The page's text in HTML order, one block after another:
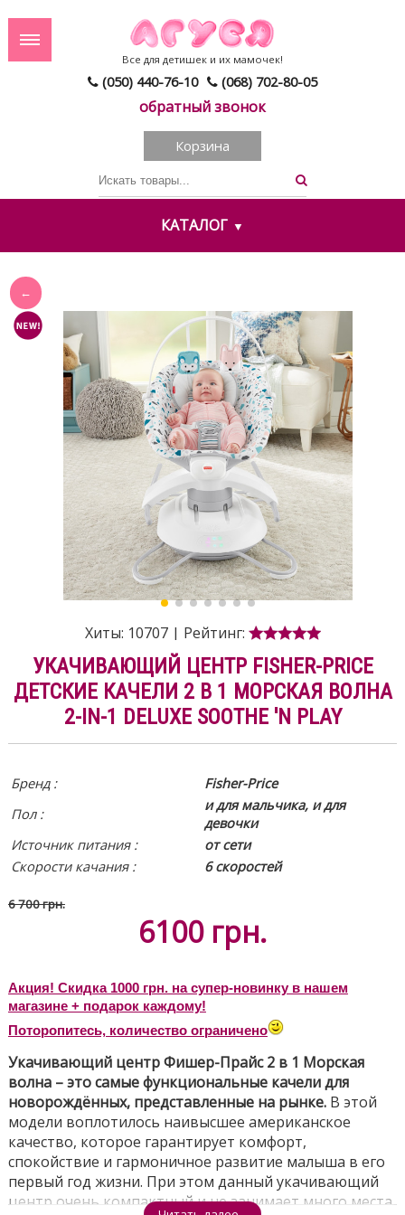
(050) 440-76-10 (068) 702-80-05
обратный звонок
Все для детишек и их мамочек!
Корзина
КАТАЛОГ
Хиты: 10707 | Рейтинг:
УКАЧИВАЮЩИЙ ЦЕНТР FISHER-PRICE
ДЕТСКИЕ КАЧЕЛИ 2 В 1 МОРСКАЯ ВОЛНА
2-IN-1 DELUXE SOOTHE 'N PLAY
Бренд :
Fisher-Price
Пол :
и для мальчика, и для
девочки
Источник питания :
от сети
Скорости качания :
6 скоростей
6 700 грн.
6100 грн.
Акция! Скидка 1000 грн. на супер-новинку в нашем
магазине + подарок каждому!
Поторопитесь, количество ограничено
Укачивающий центр Фишер-Прайс 2 в 1 Морская
волна – это самые функциональные качели для
новорождённых, представленные на рынке.В этой
модели воплотилось наивысшее американское
качество, которое гарантирует комфорт,
спокойствие и гармоничное развитие малыша в его
первый год жизни. При этом данный укачивающий
центр очень компактный и не занимает много места